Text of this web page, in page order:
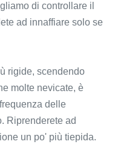
di controllare il
ad innaffiare solo se
rigide, scendendo
molte nevicate, è
delle
Riprenderete ad
un po' più tiepida.